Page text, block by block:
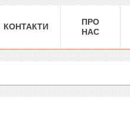
КОНТАКТИ
ПРО
НАС